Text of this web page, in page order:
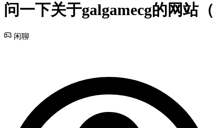
问一下关于galgamecg的网站（
闲聊